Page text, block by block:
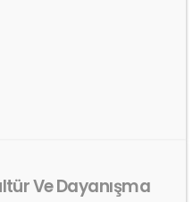
Ve Dayanışma